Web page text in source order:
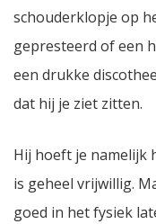
schouderklopje op
gepresteerd of een
een drukke
dat hij je ziet zitten.
Hij hoeft je namelijk
is geheel vrijwillig.
goed in het fysiek